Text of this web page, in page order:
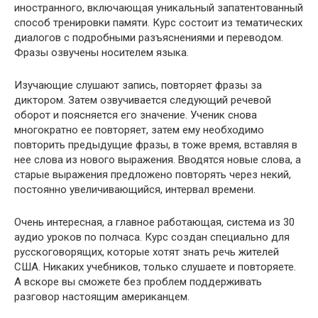
иностранного, включающая уникальный запатентованный
способ тренировки памяти. Курс состоит из тематических
диалогов с подробными разъяснениями и переводом.
Фразы озвучены носителем языка.
Изучающие слушают запись, повторяет фразы за
диктором. Затем озвучивается следующий речевой
оборот и поясняется его значение. Ученик снова
многократно ее повторяет, затем ему необходимо
повторить предыдущие фразы, в тоже время, вставляя в
нее слова из нового выражения. Вводятся новые слова, а
старые выражения предложено повторять через некий,
постоянно увеличивающийся, интервал времени.
Очень интересная, а главное работающая, система из 30
аудио уроков по полчаса. Курс создан специально для
русскоговорящих, которые хотят знать речь жителей
США. Никаких учебников, только слушаете и повторяете.
А вскоре вы сможете без проблем поддерживать
разговор настоящим американцем.